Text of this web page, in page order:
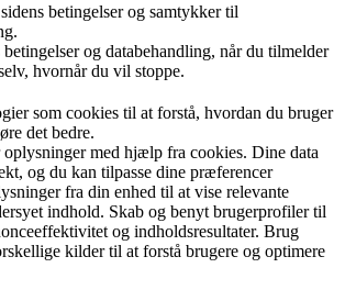
betingelser og samtykker til
og databehandling, når du tilmelder
hvornår du vil stoppe.
som cookies til at forstå, hvordan du bruger
det bedre.
med hjælp fra cookies. Dine data
og du kan tilpasse dine præferencer
fra din enhed til at vise relevante
indhold. Skab og benyt brugerprofiler til
og indholdsresultater. Brug
kilder til at forstå brugere og optimere